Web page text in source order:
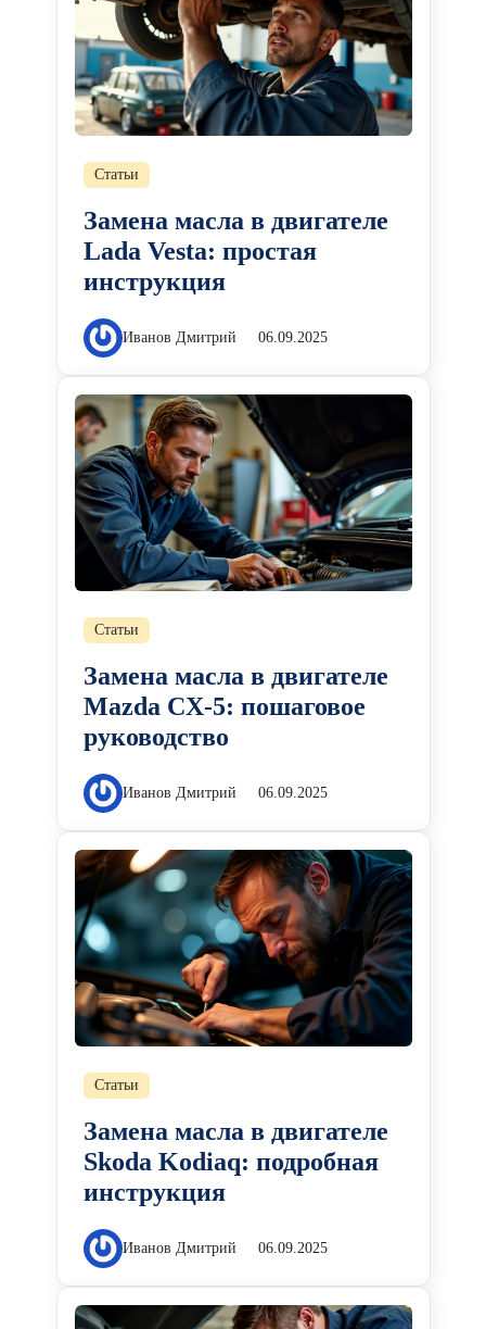
Статьи
Замена масла в двигателе
Lada Vesta: простая
инструкция
Иванов Дмитрий 06.09.2025
Статьи
Замена масла в двигателе
Mazda CX-5: пошаговое
руководство
Иванов Дмитрий 06.09.2025
Статьи
Замена масла в двигателе
Skoda Kodiaq: подробная
инструкция
Иванов Дмитрий 06.09.2025